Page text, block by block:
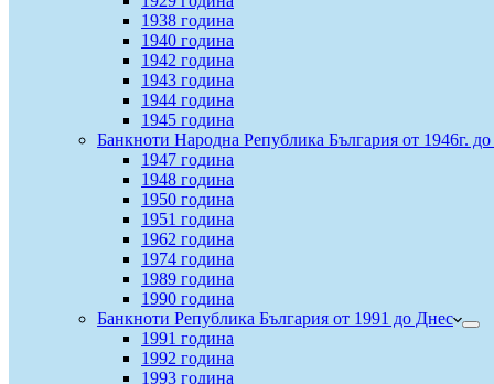
1938 година
1940 година
1942 година
1943 година
1944 година
1945 година
Банкноти Народна Република България от 1946г. до
1947 година
1948 година
1950 година
1951 година
1962 година
1974 година
1989 година
1990 година
Банкноти Република България от 1991 до Днес
1991 година
1992 година
1993 година